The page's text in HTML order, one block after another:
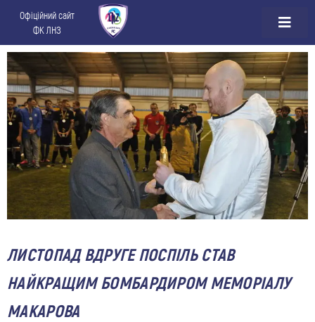
Офіційний сайт
ФК ЛНЗ
ЛИСТОПАД ВДРУГЕ ПОСПІЛЬ СТАВ
НАЙКРАЩИМ БОМБАРДИРОМ МЕМОРІАЛУ
МАКАРОВА